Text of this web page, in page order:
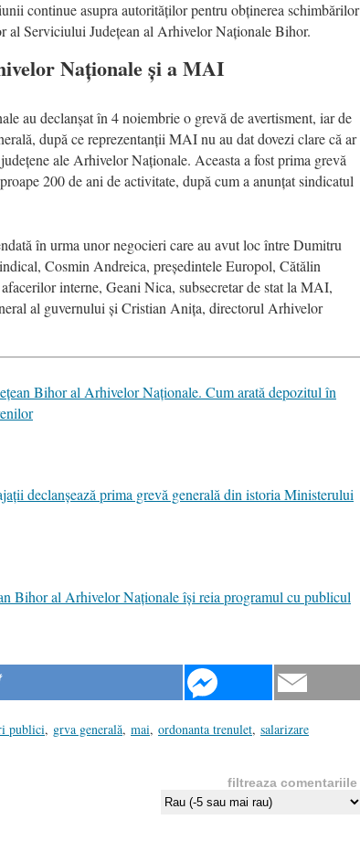
continue asupra autorităților pentru obținerea schimbărilor
al Serviciului Județean al Arhivelor Naționale Bihor.
Naționale și a MAI
au declanșat în 4 noiembrie o grevă de avertisment, iar de
după ce reprezentanții MAI nu au dat dovezi clare că ar
ale Arhivelor Naționale. Aceasta a fost prima grevă
200 de ani de activitate, după cum a anunțat sindicatul
în urma unor negocieri care au avut loc între Dumitru
Cosmin Andreica, președintele Europol, Cătălin
interne, Geani Nica, subsecretar de stat la MAI,
al guvernului și Cristian Anița, directorul Arhivelor
Bihor al Arhivelor Naționale. Cum arată depozitul în
declanșează prima grevă generală din istoria Ministerului
Bihor al Arhivelor Naționale își reia programul cu publicul
publici, grva generală, mai, ordonanta trenulet, salarizare
filtreaza comentariile